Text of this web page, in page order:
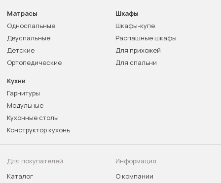
Матрасы
Односпальные
Двуспальные
Детские
Ортопедические
Шкафы
Шкафы-купе
Распашные шкафы
Для прихожей
Для спальни
Кухни
Гарнитуры
Модульные
Кухонные столы
Конструктор кухонь
Для покупателей
Каталог
Информация
О компании